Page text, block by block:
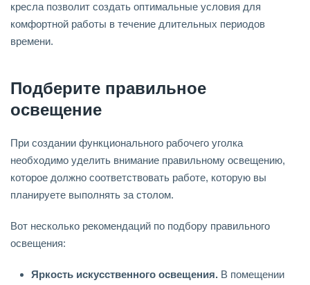
кресла позволит создать оптимальные условия для
комфортной работы в течение длительных периодов
времени.
Подберите правильное
освещение
При создании функционального рабочего уголка
необходимо уделить внимание правильному освещению,
которое должно соответствовать работе, которую вы
планируете выполнять за столом.
Вот несколько рекомендаций по подбору правильного
освещения:
Яркость искусственного освещения. В помещении